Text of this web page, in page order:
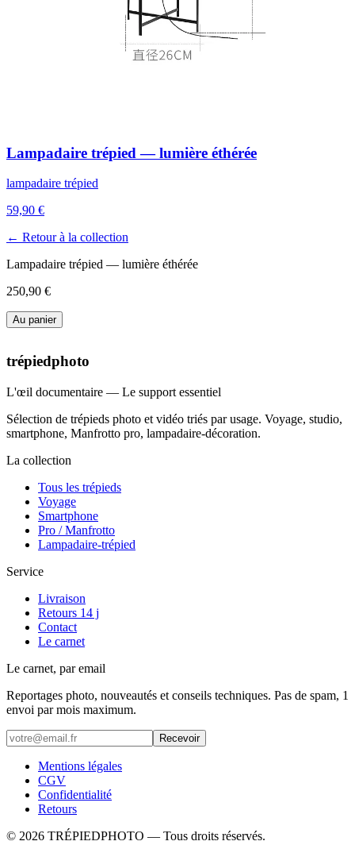
Lampadaire trépied — lumière éthérée
lampadaire trépied
59,90 €
← Retour à la collection
Lampadaire trépied — lumière éthérée
250,90 €
Au panier
trépiedphoto
L'œil documentaire — Le support essentiel
Sélection de trépieds photo et vidéo triés par usage. Voyage, studio,
smartphone, Manfrotto pro, lampadaire-décoration.
La collection
Tous les trépieds
Voyage
Smartphone
Pro / Manfrotto
Lampadaire-trépied
Service
Livraison
Retours 14 j
Contact
Le carnet
Le carnet, par email
Reportages photo, nouveautés et conseils techniques. Pas de spam, 1
envoi par mois maximum.
Recevoir
Mentions légales
CGV
Confidentialité
Retours
© 2026 TRÉPIEDPHOTO — Tous droits réservés.